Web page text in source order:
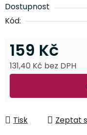
Dostupnost
Kód:
159 Kč
131,40 Kč bez DPH
Tisk Zeptat